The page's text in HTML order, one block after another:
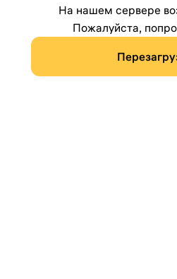
На нашем сервере
Пожалуйста,